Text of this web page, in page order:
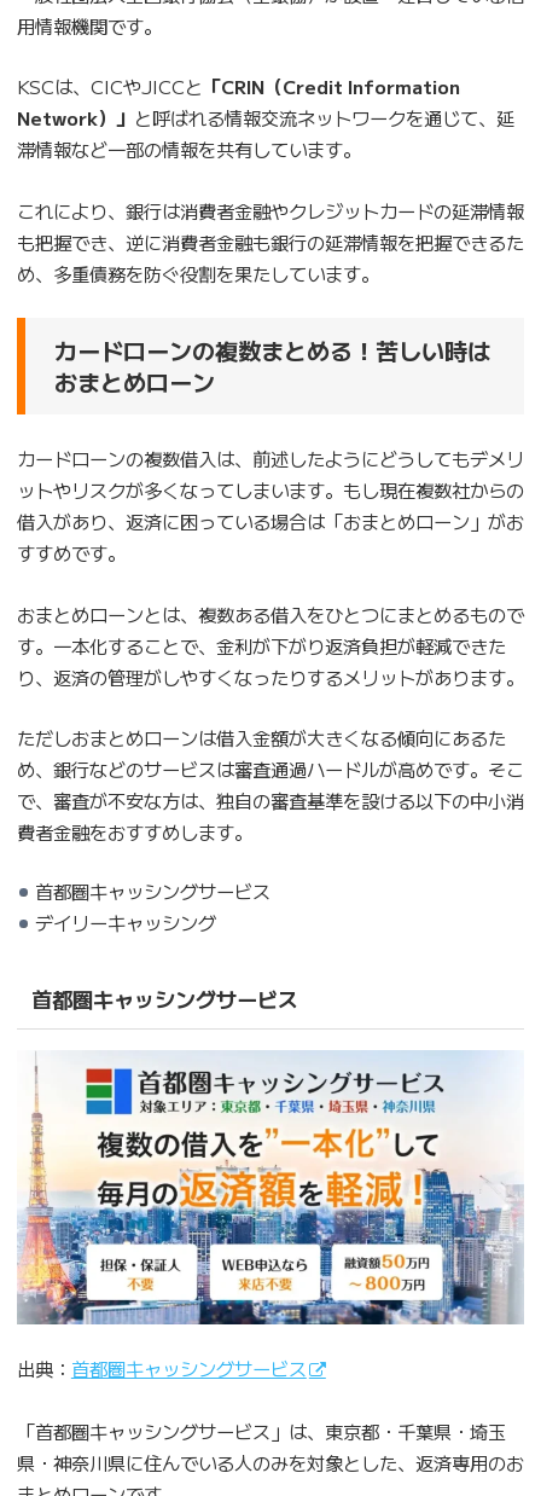
用情報機関です。
KSCは、CICやJICCと 「CRIN（Credit Information
Network）」 と呼ばれる情報交流ネットワークを通じて、延
滞情報など一部の情報を共有しています。
これにより、銀行は消費者金融やクレジットカードの延滞情報
も把握でき、逆に消費者金融も銀行の延滞情報を把握できるた
め、多重債務を防ぐ役割を果たしています。
カードローンの複数まとめる！苦しい時は
おまとめローン
カードローンの複数借入は、前述したようにどうしてもデメリ
ットやリスクが多くなってしまいます。もし現在複数社からの
借入があり、返済に困っている場合は「おまとめローン」がお
すすめです。
おまとめローンとは、複数ある借入をひとつにまとめるもので
す。一本化することで、金利が下がり返済負担が軽減できた
り、返済の管理がしやすくなったりするメリットがあります。
ただしおまとめローンは借入金額が大きくなる傾向にあるた
め、銀行などのサービスは審査通過ハードルが高めです。そこ
で、審査が不安な方は、独自の審査基準を設ける以下の中小消
費者金融をおすすめします。
首都圏キャッシングサービス
デイリーキャッシング
首都圏キャッシングサービス
出典： 首都圏キャッシングサービス
「首都圏キャッシングサービス」は、東京都・千葉県・埼玉
県・神奈川県に住んでいる人のみを対象とした、返済専用のお